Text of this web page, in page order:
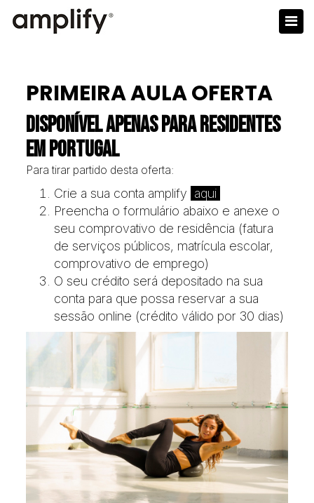
PRIMEIRA AULA OFERTA
DISPONÍVEL APENAS PARA RESIDENTES
EM PORTUGAL
Para tirar partido desta oferta:
Crie a sua conta amplify aqui
Preencha o formulário abaixo e anexe o
seu comprovativo de residência (fatura
de serviços públicos, matrícula escolar,
comprovativo de emprego)
O seu crédito será depositado na sua
conta para que possa reservar a sua
sessão online (crédito válido por 30 dias)